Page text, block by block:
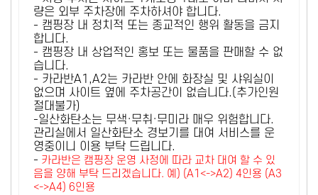
량은 외부 주차장에 주차하셔야 합니다.
- 캠핑장 내 정치적 또는 종교적인 행위 활동을 금지
합니다.
- 캠핑장 내 상업적인 홍보 또는 물품을 판매할 수 없
습니다.
- 카라반A1,A2는 카라반 안에 화장실 및 샤워실이
없으며 사이트 옆에 주차공간이 없습니다.(추가인원
절대불가)
-일산화탄소는 무색·무취·무미라 매우 위험합니다.
관리실에서 일산화탄소 경보기를 대여 서비스를 운
영중이니 이용 부탁 드립니다.
- 카라반은 캠핑장 운영 사정에 따라 교차 대여 할 수 있
음을 양해 부탁 드리겠습니다. 예) (A1<->A2) 4인용 (A3
<->A4) 6인용